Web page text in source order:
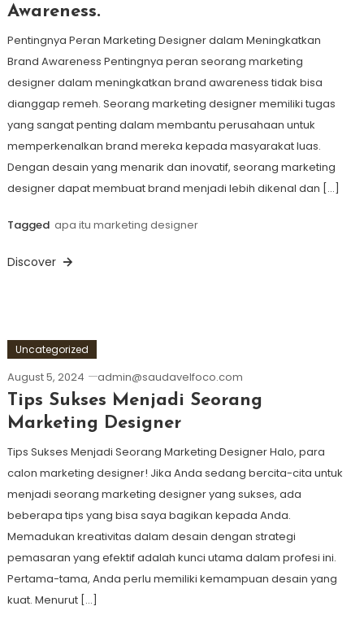
Awareness.
Pentingnya Peran Marketing Designer dalam Meningkatkan
Brand Awareness Pentingnya peran seorang marketing
designer dalam meningkatkan brand awareness tidak bisa
dianggap remeh. Seorang marketing designer memiliki tugas
yang sangat penting dalam membantu perusahaan untuk
memperkenalkan brand mereka kepada masyarakat luas.
Dengan desain yang menarik dan inovatif, seorang marketing
designer dapat membuat brand menjadi lebih dikenal dan […]
Tagged apa itu marketing designer
Discover
Uncategorized
August 5, 2024 admin@saudavelfoco.com
Tips Sukses Menjadi Seorang
Marketing Designer
Tips Sukses Menjadi Seorang Marketing Designer Halo, para
calon marketing designer! Jika Anda sedang bercita-cita untuk
menjadi seorang marketing designer yang sukses, ada
beberapa tips yang bisa saya bagikan kepada Anda.
Memadukan kreativitas dalam desain dengan strategi
pemasaran yang efektif adalah kunci utama dalam profesi ini.
Pertama-tama, Anda perlu memiliki kemampuan desain yang
kuat. Menurut […]